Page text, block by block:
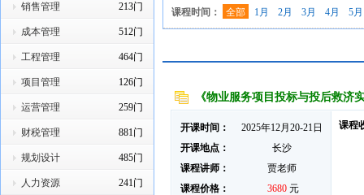
销售管理 213门
成本管理 512门
工程管理 464门
项目管理 126门
运营管理 259门
财税管理 881门
规划设计 485门
人力资源 241门
课程时间： 全部 1月 2月 3月 4月 5月
《物业服务项目投标与投后救济
开课时间：
2025年12月20-21日
开课地点：
长沙
课程讲师：
贾老师
课程价格：
3680 元
课程